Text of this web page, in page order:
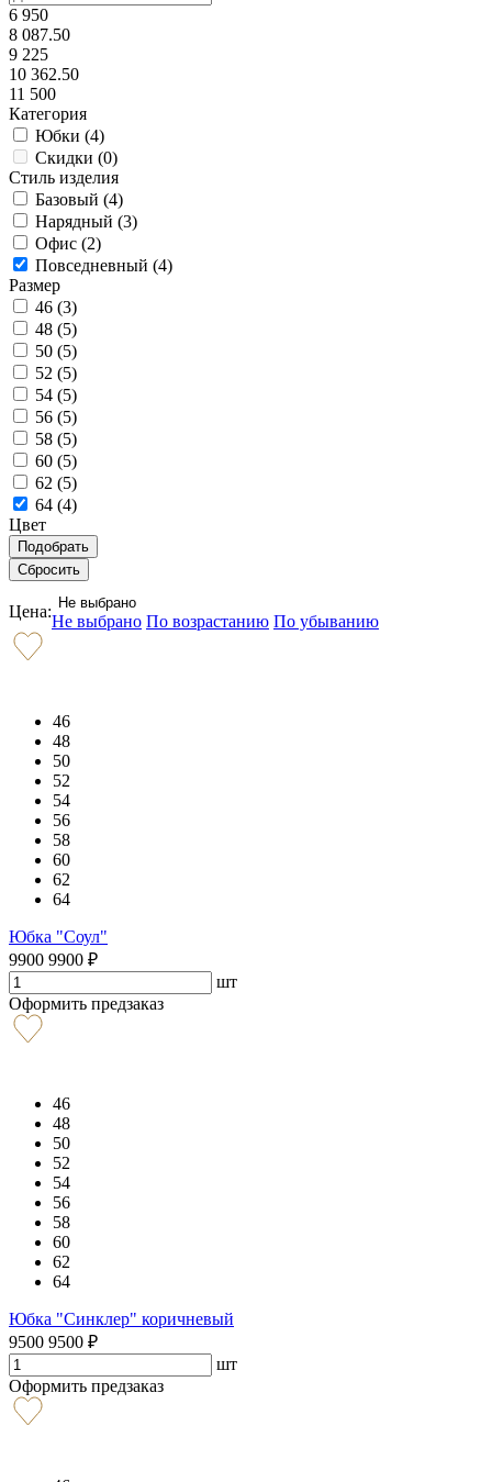
6 950
8 087.50
9 225
10 362.50
11 500
Категория
Юбки (4)
Скидки (0)
Стиль изделия
Базовый (4)
Нарядный (3)
Офис (2)
Повседневный (4)
Размер
46 (3)
48 (5)
50 (5)
52 (5)
54 (5)
56 (5)
58 (5)
60 (5)
62 (5)
64 (4)
Цвет
Цена: Не выбрано
Не выбрано По возрастанию По убыванию
46
48
50
52
54
56
58
60
62
64
Юбка "Соул"
9900 9900 ₽
шт
Оформить предзаказ
46
48
50
52
54
56
58
60
62
64
Юбка "Синклер" коричневый
9500 9500 ₽
шт
Оформить предзаказ